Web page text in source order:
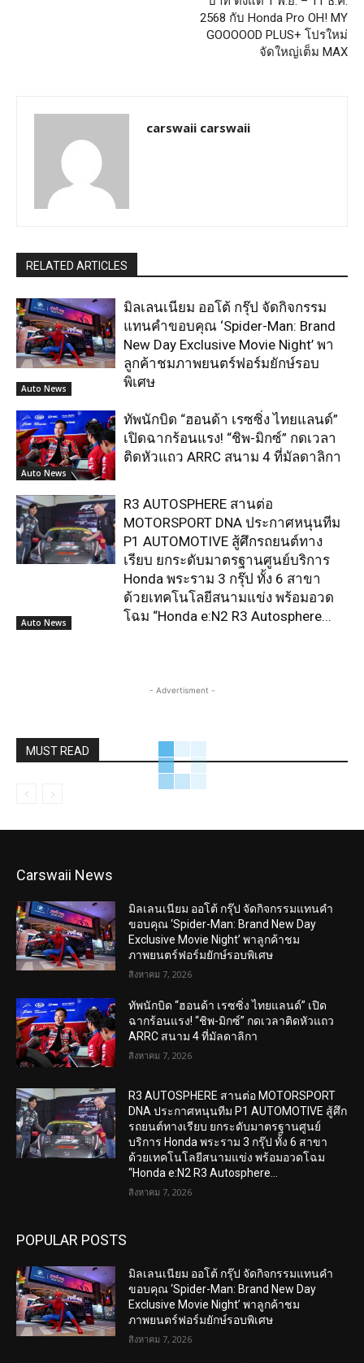
2568 กับ Honda Pro OH! MY
GOOOOOD PLUS+ โปรใหม่
จัดใหญ่เต็ม MAX
carswaii carswaii
RELATED ARTICLES
Auto News
มิลเลนเนียม ออโต้ กรุ๊ป จัดกิจกรรม
แทนคำขอบคุณ ‘Spider-Man: Brand
New Day Exclusive Movie Night’ พา
ลูกค้าชมภาพยนตร์ฟอร์มยักษ์รอบ
พิเศษ
Auto News
ทัพนักบิด “ฮอนด้า เรซซิ่ง ไทยแลนด์”
เปิดฉากร้อนแรง! “ชิพ-มิกซ์” กดเวลา
ติดหัวแถว ARRC สนาม 4 ที่มัลดาลิกา
Auto News
R3 AUTOSPHERE สานต่อ
MOTORSPORT DNA ประกาศหนุนทีม
P1 AUTOMOTIVE สู้ศึกรถยนต์ทาง
เรียบ ยกระดับมาตรฐานศูนย์บริการ
Honda พระราม 3 กรุ๊ป ทั้ง 6 สาขา
ด้วยเทคโนโลยีสนามแข่ง พร้อมอวด
โฉม “Honda e:N2 R3 Autosphere...
- Advertisment -
MUST READ
Carswaii News
มิลเลนเนียม ออโต้ กรุ๊ป จัดกิจกรรมแทนคำ
ขอบคุณ ‘Spider-Man: Brand New Day
Exclusive Movie Night’ พาลูกค้าชม
ภาพยนตร์ฟอร์มยักษ์รอบพิเศษ
สิงหาคม 7, 2026
ทัพนักบิด “ฮอนด้า เรซซิ่ง ไทยแลนด์” เปิด
ฉากร้อนแรง! “ชิพ-มิกซ์” กดเวลาติดหัวแถว
ARRC สนาม 4 ที่มัลดาลิกา
สิงหาคม 7, 2026
R3 AUTOSPHERE สานต่อ MOTORSPORT
DNA ประกาศหนุนทีม P1 AUTOMOTIVE สู้ศึก
รถยนต์ทางเรียบ ยกระดับมาตรฐานศูนย์
บริการ Honda พระราม 3 กรุ๊ป ทั้ง 6 สาขา
ด้วยเทคโนโลยีสนามแข่ง พร้อมอวดโฉม
“Honda e:N2 R3 Autosphere...
สิงหาคม 7, 2026
POPULAR POSTS
มิลเลนเนียม ออโต้ กรุ๊ป จัดกิจกรรมแทนคำ
ขอบคุณ ‘Spider-Man: Brand New Day
Exclusive Movie Night’ พาลูกค้าชม
ภาพยนตร์ฟอร์มยักษ์รอบพิเศษ
สิงหาคม 7, 2026